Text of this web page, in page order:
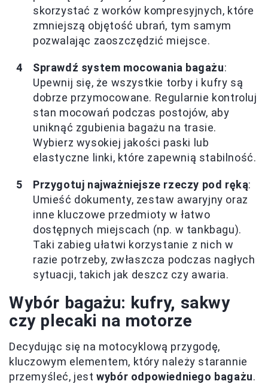
skorzystać z worków kompresyjnych, które
zmniejszą objętość ubrań, tym samym
pozwalając zaoszczędzić miejsce.
Sprawdź system mocowania bagażu:
Upewnij się, że wszystkie torby i kufry są
dobrze przymocowane. Regularnie kontroluj
stan mocowań podczas postojów, aby
uniknąć zgubienia bagażu na trasie.
Wybierz wysokiej jakości paski lub
elastyczne linki, które zapewnią stabilność.
Przygotuj najważniejsze rzeczy pod ręką:
Umieść dokumenty, zestaw awaryjny oraz
inne kluczowe przedmioty w łatwo
dostępnych miejscach (np. w tankbagu).
Taki zabieg ułatwi korzystanie z nich w
razie potrzeby, zwłaszcza podczas nagłych
sytuacji, takich jak deszcz czy awaria.
Wybór bagażu: kufry, sakwy
czy plecaki na motorze
Decydując się na motocyklową przygodę,
kluczowym elementem, który należy starannie
przemyśleć, jest wybór odpowiedniego bagażu.